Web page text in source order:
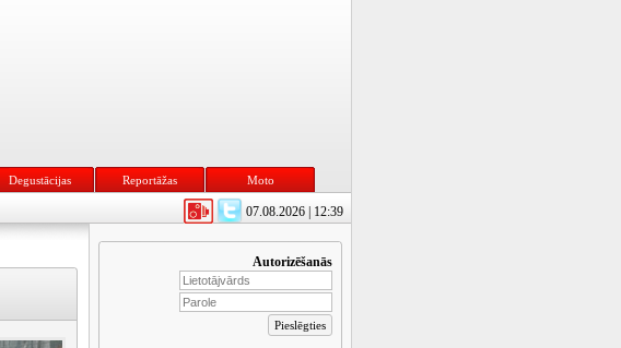
Degustācijas Reportāžas Moto
07.08.2026 | 12:39
Autorizēšanās